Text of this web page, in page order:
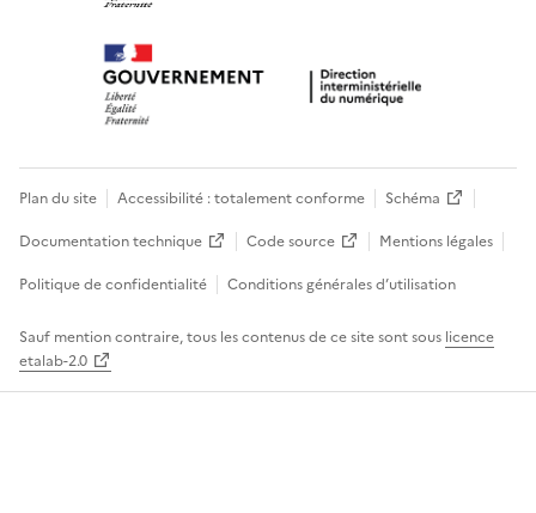
Plan du site Accessibilité : totalement conforme
Schéma
Documentation technique
Code source
Mentions légales
Politique de confidentialité
Conditions générales d’utilisation
Sauf mention contraire, tous les contenus de ce site sont sous licence
etalab-2.0